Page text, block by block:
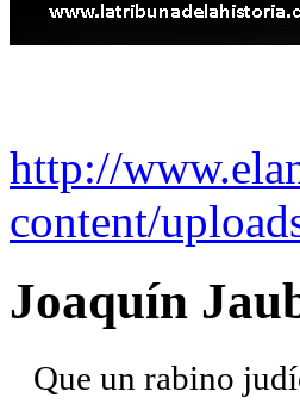
http://
content/
Joaquín
Que un rabino